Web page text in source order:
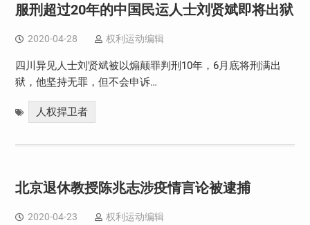
服刑超过20年的中国民运人士刘贤斌即将出狱
2020-04-28 权利运动编辑
四川异见人士刘贤斌被以煽颠罪判刑10年，6月底将刑满出
狱，他坚持无罪，但不会申诉…
人权捍卫者
北京退休教授陈兆志涉疫情言论被逮捕
2020-04-23 权利运动编辑